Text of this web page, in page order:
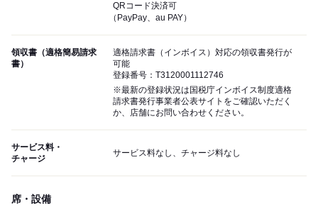
QRコード決済可
（PayPay、au PAY）
領収書（適格簡易請求
書）
適格請求書（インボイス）対応の領収書発行が
可能
登録番号：T3120001112746
※最新の登録状況は国税庁インボイス制度適格
請求書発行事業者公表サイトをご確認いただく
か、店舗にお問い合わせください。
サービス料・
チャージ
サービス料なし、チャージ料なし
席・設備